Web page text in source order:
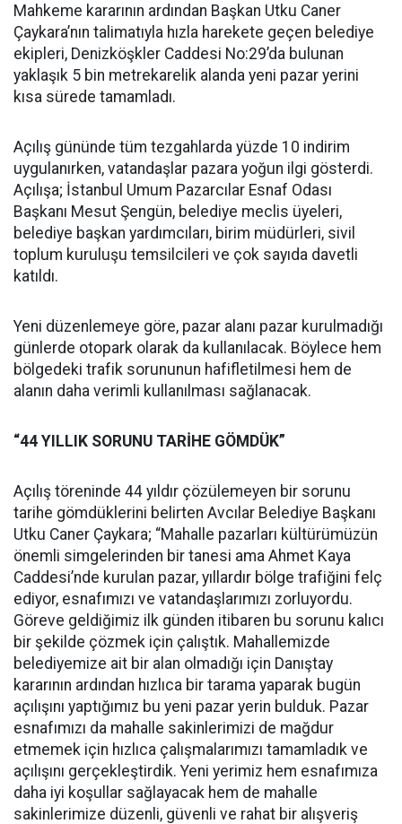
Mahkeme kararının ardından Başkan Utku Caner
Çaykara’nın talimatıyla hızla harekete geçen belediye
ekipleri, Denizköşkler Caddesi No:29’da bulunan
yaklaşık 5 bin metrekarelik alanda yeni pazar yerini
kısa sürede tamamladı.
Açılış gününde tüm tezgahlarda yüzde 10 indirim
uygulanırken, vatandaşlar pazara yoğun ilgi gösterdi.
Açılışa; İstanbul Umum Pazarcılar Esnaf Odası
Başkanı Mesut Şengün, belediye meclis üyeleri,
belediye başkan yardımcıları, birim müdürleri, sivil
toplum kuruluşu temsilcileri ve çok sayıda davetli
katıldı.
Yeni düzenlemeye göre, pazar alanı pazar kurulmadığı
günlerde otopark olarak da kullanılacak. Böylece hem
bölgedeki trafik sorununun hafifletilmesi hem de
alanın daha verimli kullanılması sağlanacak.
“44 YILLIK SORUNU TARİHE GÖMDÜK”
Açılış töreninde 44 yıldır çözülemeyen bir sorunu
tarihe gömdüklerini belirten Avcılar Belediye Başkanı
Utku Caner Çaykara; “Mahalle pazarları kültürümüzün
önemli simgelerinden bir tanesi ama Ahmet Kaya
Caddesi’nde kurulan pazar, yıllardır bölge trafiğini felç
ediyor, esnafımızı ve vatandaşlarımızı zorluyordu.
Göreve geldiğimiz ilk günden itibaren bu sorunu kalıcı
bir şekilde çözmek için çalıştık. Mahallemizde
belediyemize ait bir alan olmadığı için Danıştay
kararının ardından hızlıca bir tarama yaparak bugün
açılışını yaptığımız bu yeni pazar yerin bulduk. Pazar
esnafımızı da mahalle sakinlerimizi de mağdur
etmemek için hızlıca çalışmalarımızı tamamladık ve
açılışını gerçekleştirdik. Yeni yerimiz hem esnafımıza
daha iyi koşullar sağlayacak hem de mahalle
sakinlerimize düzenli, güvenli ve rahat bir alışveriş